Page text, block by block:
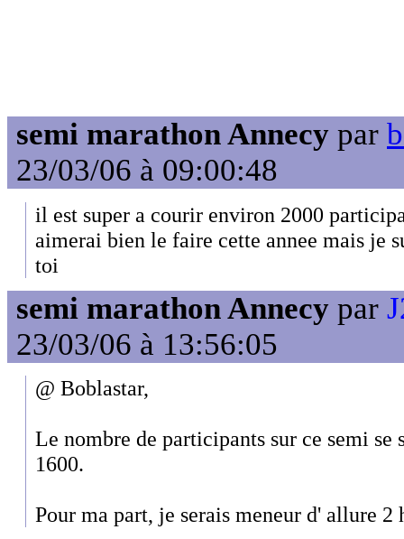
semi marathon Annecy par
23/03/06 à 09:00:48
il est super a courir environ 2000
aimerai bien le faire cette annee mais je
toi
semi marathon Annecy par
23/03/06 à 13:56:05
@ Boblastar,
Le nombre de participants sur ce semi se
1600.
Pour ma part, je serais meneur d' allure 2